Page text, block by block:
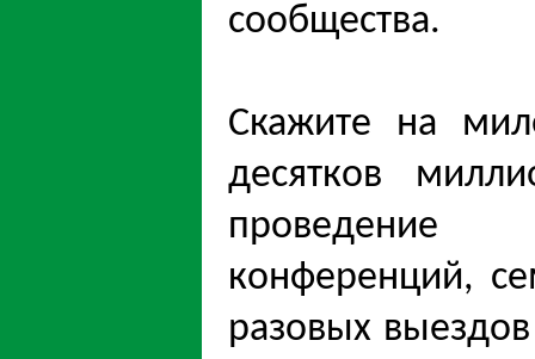
сообщества.
Скажите на
десятков
проведение
конференций,
разовых